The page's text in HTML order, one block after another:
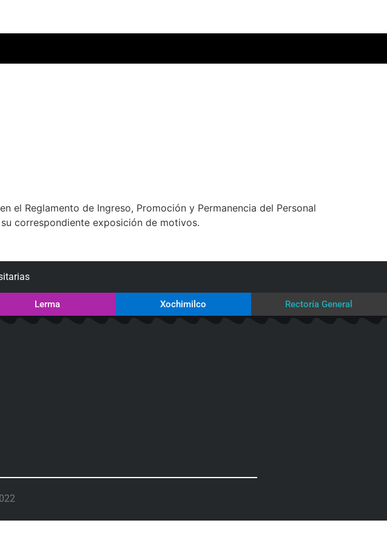
Reglamento de Ingreso, Promoción y Permanencia del Personal
correspondiente exposición de motivos.
Lerma Xochimilco Rectoría General